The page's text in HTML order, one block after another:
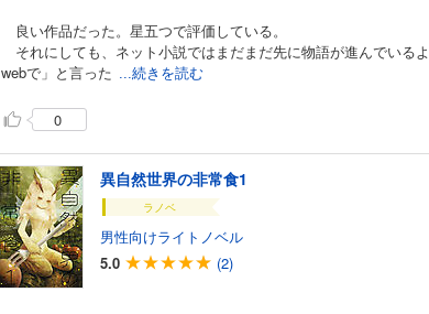
良い作品だった。星五つで評価している。
それにしても、ネット小説ではまだまだ先に物語が進んでいる
webで」と言った ...続きを読む
0
異自然世界の非常食1
ラノベ
男性向けライトノベル
5.0
(2)